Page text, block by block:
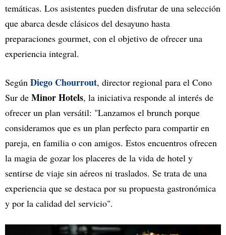
temáticas. Los asistentes pueden disfrutar de una selección
que abarca desde clásicos del desayuno hasta
preparaciones gourmet, con el objetivo de ofrecer una
experiencia integral.
Según Diego Chourrout, director regional para el Cono
Sur de Minor Hotels, la iniciativa responde al interés de
ofrecer un plan versátil: "Lanzamos el brunch porque
consideramos que es un plan perfecto para compartir en
pareja, en familia o con amigos. Estos encuentros ofrecen
la magia de gozar los placeres de la vida de hotel y
sentirse de viaje sin aéreos ni traslados. Se trata de una
experiencia que se destaca por su propuesta gastronómica
y por la calidad del servicio".